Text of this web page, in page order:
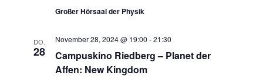
Großer Hörsaal der Physik
DO.
28
Campuskino Riedberg – Planet der
Affen: New Kingdom
November 28, 2024 @ 19:00 -21:30